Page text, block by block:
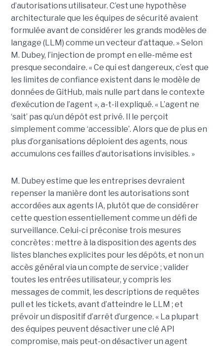
d’autorisations utilisateur. C’est une hypothèse
architecturale que les équipes de sécurité avaient
formulée avant de considérer les grands modèles de
langage (LLM) comme un vecteur d’attaque. » Selon
M. Dubey, l’injection de prompt en elle-même est
presque secondaire. « Ce qui est dangereux, c’est que
les limites de confiance existent dans le modèle de
données de GitHub, mais nulle part dans le contexte
d’exécution de l’agent », a-t-il expliqué. « L’agent ne
‘sait’ pas qu’un dépôt est privé. Il le perçoit
simplement comme ‘accessible’. Alors que de plus en
plus d’organisations déploient des agents, nous
accumulons ces failles d’autorisations invisibles. »
M. Dubey estime que les entreprises devraient
repenser la manière dont les autorisations sont
accordées aux agents IA, plutôt que de considérer
cette question essentiellement comme un défi de
surveillance. Celui-ci préconise trois mesures
concrètes : mettre à la disposition des agents des
listes blanches explicites pour les dépôts, et non un
accès général via un compte de service ; valider
toutes les entrées utilisateur, y compris les
messages de commit, les descriptions de requêtes
pull et les tickets, avant d’atteindre le LLM ; et
prévoir un dispositif d’arrêt d’urgence. « La plupart
des équipes peuvent désactiver une clé API
compromise, mais peut-on désactiver un agent